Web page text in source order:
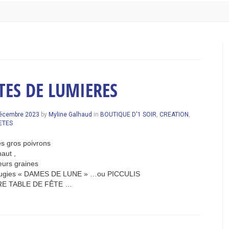
DE LUMIERES
2023 by Myline Galhaud in BOUTIQUE D'1 SOIR, CREATION ,
gros poivrons
,
graines
« DAMES DE LUNE » …ou PICCULIS
TABLE DE FÊTE …